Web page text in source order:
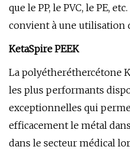
que le PP, le PVC, le PE,
convient à une utilisation
KetaSpire PEEK
La polyétheréthercétone
les plus performants
exceptionnelles qui
efficacement le métal
dans le secteur médical